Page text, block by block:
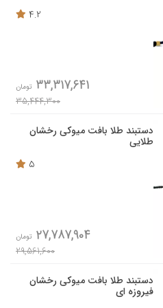
4.2
33,317,641 تومان
35,444,300
دستبند طلا بافت میوکی رخشان
طلایی
5
27,787,904 تومان
29,561,600
دستبند طلا بافت میوکی رخشان
فیروزه ای